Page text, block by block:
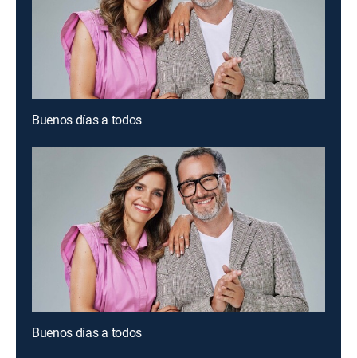
Buenos días a todos
Buenos días a todos